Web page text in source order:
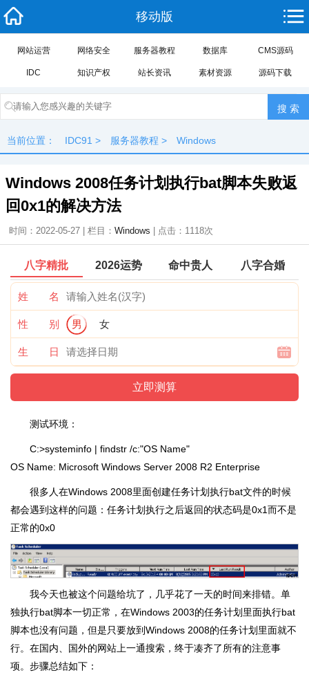
移动版
网站运营 网络安全 服务器教程 数据库 CMS源码
IDC 知识产权 站长资讯 素材资源 源码下载
当前位置： IDC91 > 服务器教程 > Windows
Windows 2008任务计划执行bat脚本失败返
回0x1的解决方法
时间：2022-05-27 | 栏目： Windows | 点击： 1118次
八字精批 2026运势 命中贵人 八字合婚
姓 名
性 别 男 女
生 日
测试环境：
C:>systeminfo | findstr /c:"OS Name"
OS Name: Microsoft Windows Server 2008 R2 Enterprise
很多人在Windows 2008里面创建任务计划执行bat文件的时候
都会遇到这样的问题：任务计划执行之后返回的状态码是0x1而不是
正常的0x0
我今天也被这个问题给坑了，几乎花了一天的时间来排错。单
独执行bat脚本一切正常，在Windows 2003的任务计划里面执行bat
脚本也没有问题，但是只要放到Windows 2008的任务计划里面就不
行。在国内、国外的网站上一通搜索，终于凑齐了所有的注意事
项。步骤总结如下：